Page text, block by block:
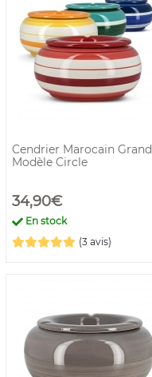
Cendrier Marocain Grand
Modèle Circle
34,90€
En stock
(3 avis)